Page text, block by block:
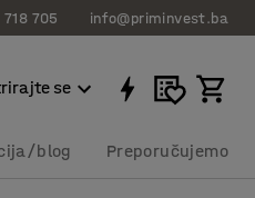
705 info@priminvest.ba
se
blog Preporučujemo